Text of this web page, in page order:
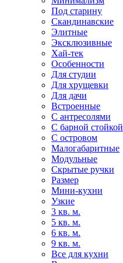
Под старину
Скандинавские
Элитные
Эксклюзивные
Хай-тек
Особенности
Для студии
Для хрущевки
Для дачи
Встроенные
С антресолями
С барной стойкой
С островом
Малогабаритные
Модульные
Скрытые ручки
Размер
Мини-кухни
Узкие
3 кв. м.
5 кв. м.
6 кв. м.
9 кв. м.
Все для кухни